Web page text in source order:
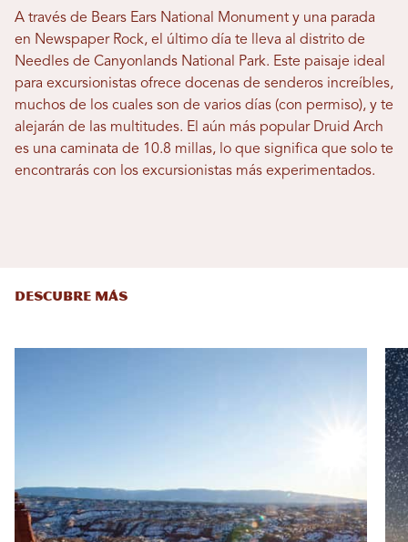
A través de Bears Ears National Monument y una parada
en Newspaper Rock, el último día te lleva al distrito de
Needles de Canyonlands National Park. Este paisaje ideal
para excursionistas ofrece docenas de senderos increíbles,
muchos de los cuales son de varios días (con permiso), y te
alejarán de las multitudes. El aún más popular Druid Arch
es una caminata de 10.8 millas, lo que significa que solo te
encontrarás con los excursionistas más experimentados.
DESCUBRE MÁS